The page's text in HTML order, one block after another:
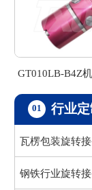
GT010LB-B4Z
接头
01 行业
瓦楞包装旋转
钢铁行业旋转